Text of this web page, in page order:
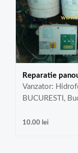
Reparatie
Vanzator:
BUCURESTI,
10.00 lei